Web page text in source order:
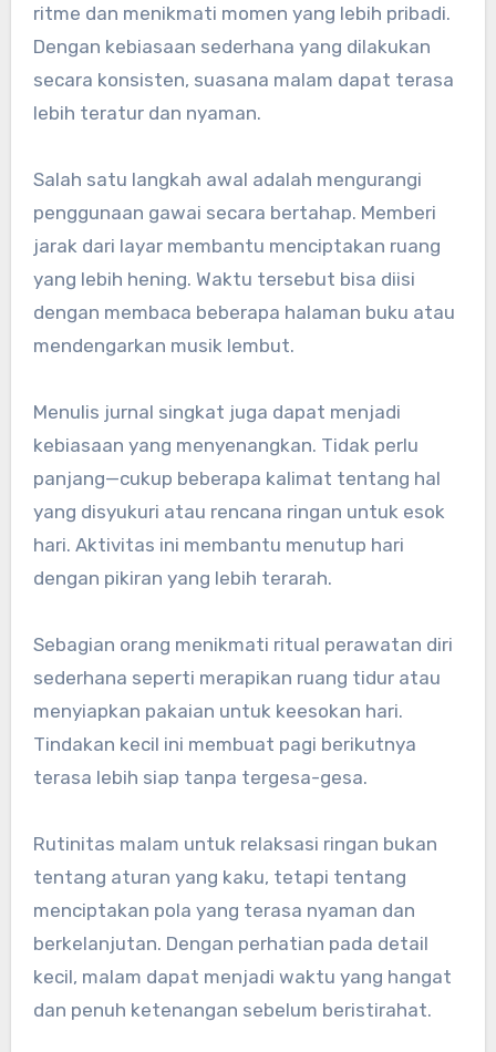
ritme dan menikmati momen yang lebih pribadi.
Dengan kebiasaan sederhana yang dilakukan
secara konsisten, suasana malam dapat terasa
lebih teratur dan nyaman.
Salah satu langkah awal adalah mengurangi
penggunaan gawai secara bertahap. Memberi
jarak dari layar membantu menciptakan ruang
yang lebih hening. Waktu tersebut bisa diisi
dengan membaca beberapa halaman buku atau
mendengarkan musik lembut.
Menulis jurnal singkat juga dapat menjadi
kebiasaan yang menyenangkan. Tidak perlu
panjang—cukup beberapa kalimat tentang hal
yang disyukuri atau rencana ringan untuk esok
hari. Aktivitas ini membantu menutup hari
dengan pikiran yang lebih terarah.
Sebagian orang menikmati ritual perawatan diri
sederhana seperti merapikan ruang tidur atau
menyiapkan pakaian untuk keesokan hari.
Tindakan kecil ini membuat pagi berikutnya
terasa lebih siap tanpa tergesa-gesa.
Rutinitas malam untuk relaksasi ringan bukan
tentang aturan yang kaku, tetapi tentang
menciptakan pola yang terasa nyaman dan
berkelanjutan. Dengan perhatian pada detail
kecil, malam dapat menjadi waktu yang hangat
dan penuh ketenangan sebelum beristirahat.